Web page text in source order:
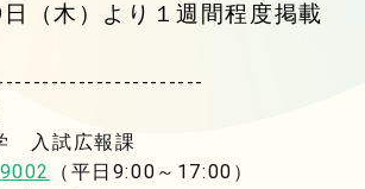
（木）より１週間程度掲載
入試広報課
（平日9:00～17:00）